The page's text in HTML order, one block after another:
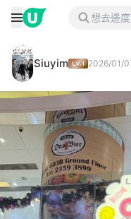
Siuyim 2026/01/